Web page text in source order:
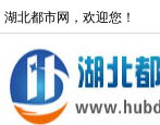
湖北都市网，欢迎您！